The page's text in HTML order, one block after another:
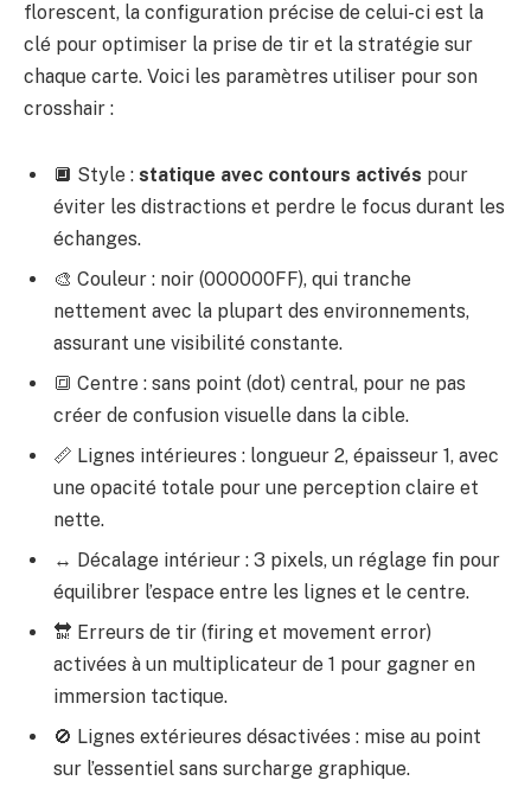
florescent, la configuration précise de celui-ci est la
clé pour optimiser la prise de tir et la stratégie sur
chaque carte. Voici les paramètres utiliser pour son
crosshair :
🔲 Style : statique avec contours activés pour
éviter les distractions et perdre le focus durant les
échanges.
🎨 Couleur : noir (000000FF), qui tranche
nettement avec la plupart des environnements,
assurant une visibilité constante.
🔳 Centre : sans point (dot) central, pour ne pas
créer de confusion visuelle dans la cible.
📏 Lignes intérieures : longueur 2, épaisseur 1, avec
une opacité totale pour une perception claire et
nette.
↔️ Décalage intérieur : 3 pixels, un réglage fin pour
équilibrer l’espace entre les lignes et le centre.
🔛 Erreurs de tir (firing et movement error)
activées à un multiplicateur de 1 pour gagner en
immersion tactique.
🚫 Lignes extérieures désactivées : mise au point
sur l’essentiel sans surcharge graphique.